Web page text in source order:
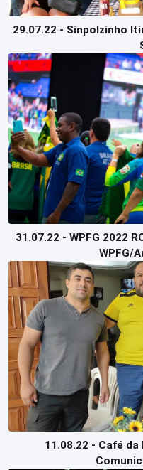
29.07.22 - Sinpolzinho
31.07.22 - WPFG 2022
WPFG/
11.08.22 - Café